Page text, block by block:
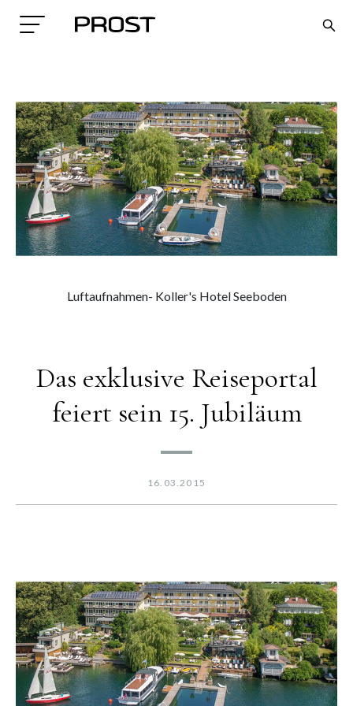
Search
Luftaufnahmen- Koller's Hotel Seeboden
Das exklusive Reiseportal
feiert sein 15. Jubiläum
16.03.2015